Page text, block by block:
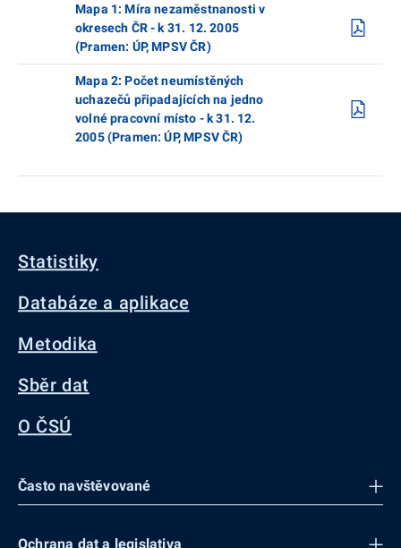
Mapa 1: Míra nezaměstnanosti v
okresech ČR - k 31. 12. 2005
(Pramen: ÚP, MPSV ČR)
Mapa 2: Počet neumístěných
uchazečů připadajících na jedno
volné pracovní místo - k 31. 12.
2005 (Pramen: ÚP, MPSV ČR)
Statistiky
Databáze a aplikace
Metodika
Sběr dat
O ČSÚ
Často navštěvované
Ochrana dat a legislativa